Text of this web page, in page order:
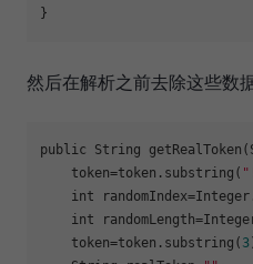
然后在解析之前去除这些数
public String
token=token.substring(
    int
randomIndex
    int
randomLength
token=token.substring( 3